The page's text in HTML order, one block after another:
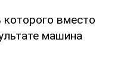
которого вместо
машина